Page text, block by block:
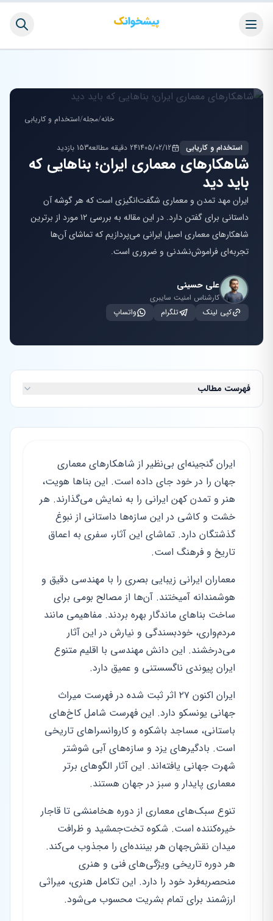
خانه/مجله/استخدام و کاریابی
استخدام و کاریابی 1405/02/1224 دقیقه مطالعه 153 بازدید
شاهکارهای معماری ایران؛ بناهایی که
باید دید
ایران مهد تمدن و معماری شگفت‌انگیزی است که هر گوشه آن
داستانی برای گفتن دارد. در این مقاله به بررسی ۱۲ مورد از برترین
شاهکارهای معماری اصیل ایرانی می‌پردازیم که تماشای آن‌ها
تجربه‌ای فراموش‌نشدنی و ضروری است.
علی حسینی
کارشناس امنیت سایبری
کپی لینک
تلگرام واتساپ
فهرست مطالب
ایران گنجینه‌ای بی‌نظیر از شاهکارهای معماری
جهان را در خود جای داده است. این بناها هویت،
هنر و تمدن کهن ایرانی را به نمایش می‌گذارند. هر
خشت و کاشی در این سازه‌ها داستانی از نبوغ
گذشتگان دارد. تماشای این آثار، سفری به اعماق
تاریخ و فرهنگ است.
معماران ایرانی زیبایی بصری را با مهندسی دقیق و
هوشمندانه آمیختند. آن‌ها از مصالح بومی برای
ساخت بناهای ماندگار بهره بردند. مفاهیمی مانند
مردم‌واری، خودبسندگی و نیارش در این آثار
می‌درخشند. این دانش مهندسی با اقلیم متنوع
ایران پیوندی ناگسستنی و عمیق دارد.
ایران اکنون ۲۷ اثر ثبت شده در فهرست میراث
جهانی یونسکو دارد. این فهرست شامل کاخ‌های
باستانی، مساجد باشکوه و کاروانسراهای تاریخی
است. بادگیرهای یزد و سازه‌های آبی شوشتر
شهرت جهانی یافته‌اند. این آثار الگوهای برتر
معماری پایدار و سبز در جهان هستند.
تنوع سبک‌های معماری از دوره هخامنشی تا قاجار
خیره‌کننده است. شکوه تخت‌جمشید و ظرافت
میدان نقش‌جهان هر بیننده‌ای را مجذوب می‌کند.
هر دوره تاریخی ویژگی‌های فنی و هنری
منحصر‌به‌فرد خود را دارد. این تکامل هنری، میراثی
ارزشمند برای تمام بشریت محسوب می‌شود.